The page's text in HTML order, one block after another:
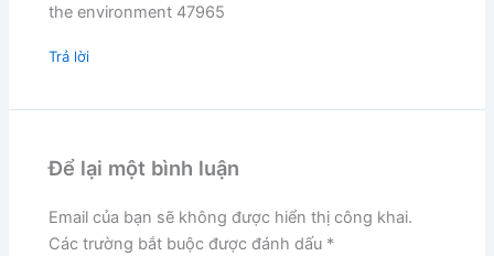
the environment 47965
Trả lời
Để lại một bình luận
Email của bạn sẽ không được hiển thị công khai.
Các trường bắt buộc được đánh dấu *